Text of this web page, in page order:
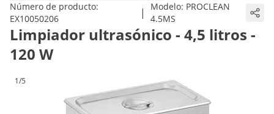
Número de producto:
EX10050206
| Modelo: PROCLEAN
4.5MS
Limpiador ultrasónico - 4,5 litros -
120 W
1/5